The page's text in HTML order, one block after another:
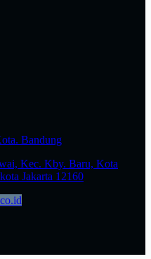
Bandung
Kec. Kby. Baru, Kota
Jakarta 12160